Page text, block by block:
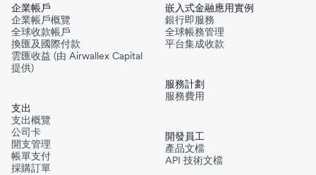
企業帳戶
企業帳戶概覽
全球收款帳戶
換匯及國際付款
雲匯收益 (由 Airwallex Capital
提供)
支出
支出概覽
公司卡
開支管理
帳單支付
採購訂單
嵌入式金融應用實例
銀行即服務
全球帳務管理
平台集成收款
服務計劃
服務費用
開發員工
產品文檔
API 技術文檔